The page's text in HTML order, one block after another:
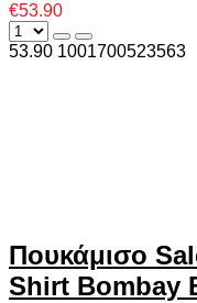
€53.90
53.90 1001700523563
Πουκάμισο
Shirt Bombay